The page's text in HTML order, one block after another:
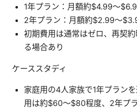
1年プラン：月額約$4.99〜
2年プラン：月額約$2.99〜
初期費用は通常はゼロ、再契
る場合あり
ケーススタディ
家庭用の4人家族で1年プラン
用は約$60〜$80程度、2年プ